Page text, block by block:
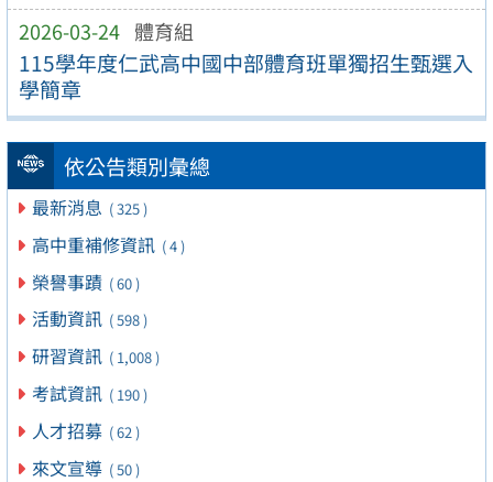
2026-03-24 體育組
115學年度仁武高中國中部體育班單獨招生甄選入
學簡章
依公告類別彙總
最新消息 ( 325 )
高中重補修資訊 ( 4 )
榮譽事蹟 ( 60 )
活動資訊 ( 598 )
研習資訊 ( 1,008 )
考試資訊 ( 190 )
人才招募 ( 62 )
來文宣導 ( 50 )